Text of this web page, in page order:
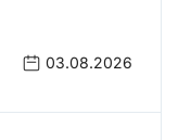
03.08.2026